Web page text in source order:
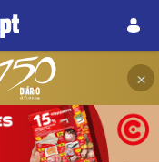
×